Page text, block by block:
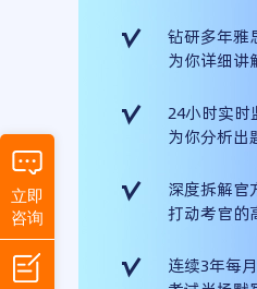
钻研多年雅
为你详细讲
24小时实时
为你分析出
深度拆解官
打动考官的
连续3年每
立即
咨询